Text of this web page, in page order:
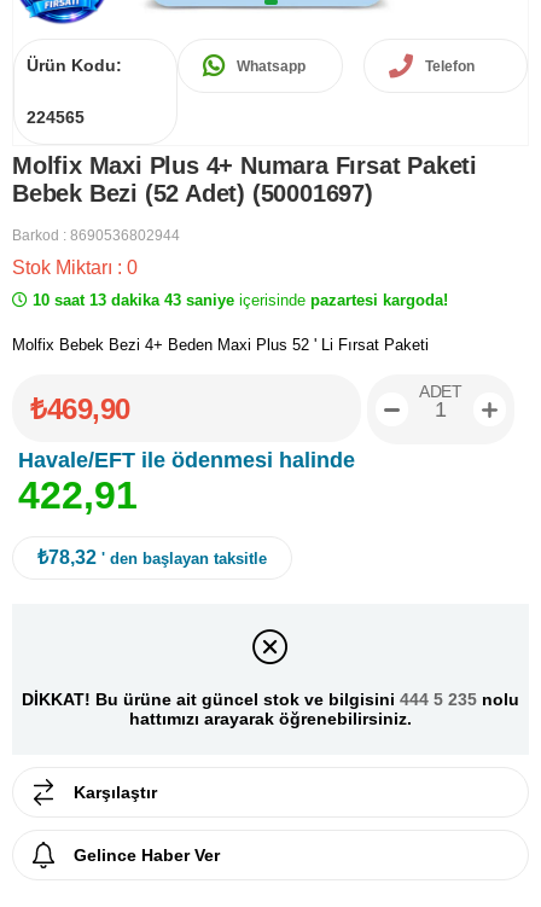
Ürün Kodu:
224565
Whatsapp Telefon
Molfix Maxi Plus 4+ Numara Fırsat Paketi
Bebek Bezi (52 Adet) (50001697)
Barkod : 8690536802944
Stok Miktarı : 0
10 saat 13 dakika 43 saniye içerisinde pazartesi kargoda!
Molfix Bebek Bezi 4+ Beden Maxi Plus 52 ' Li Fırsat Paketi
₺469,90
Havale/EFT ile ödenmesi halinde
422,91
ADET
₺78,32 ' den başlayan taksitle
DİKKAT! Bu ürüne ait güncel stok ve bilgisini 444 5 235 nolu
hattımızı arayarak öğrenebilirsiniz.
Karşılaştır
Gelince Haber Ver